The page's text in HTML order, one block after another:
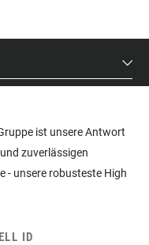
ist unsere Antwort
zuverlässigen
- unsere robusteste High
verfolgen
dir ein überragendes
ID